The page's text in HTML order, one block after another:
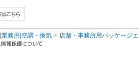
[業務用]空調・換気 店舗・事務所用パッケージ